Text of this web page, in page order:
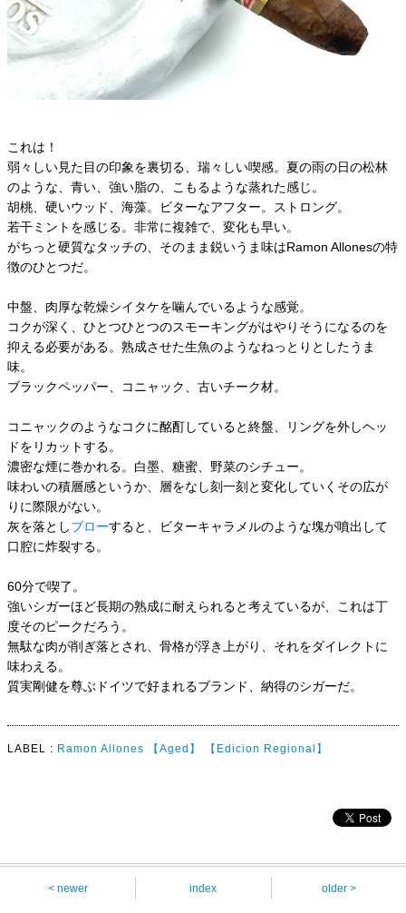
これは！
弱々しい見た目の印象を裏切る、瑞々しい喫感。夏の雨の日の松林
のような、青い、強い脂の、こもるような蒸れた感じ。
胡桃、硬いウッド、海藻。ビターなアフター。ストロング。
若干ミントを感じる。非常に複雑で、変化も早い。
がちっと硬質なタッチの、そのまま鋭いうま味はRamon Allonesの特
徴のひとつだ。
中盤、肉厚な乾燥シイタケを噛んでいるような感覚。
コクが深く、ひとつひとつのスモーキングがはやりそうになるのを
抑える必要がある。熟成させた生魚のようなねっとりとしたうま
味。
ブラックペッパー、コニャック、古いチーク材。
コニャックのようなコクに酩酊していると終盤、リングを外しヘッ
ドをリカットする。
濃密な煙に巻かれる。白墨、糖蜜、野菜のシチュー。
味わいの積層感というか、層をなし刻一刻と変化していくその広が
りに際限がない。
灰を落としブローすると、ビターキャラメルのような塊が噴出して
口腔に炸裂する。
60分で喫了。
強いシガーほど長期の熟成に耐えられると考えているが、これは丁
度そのピークだろう。
無駄な肉が削ぎ落とされ、骨格が浮き上がり、それをダイレクトに
味わえる。
質実剛健を尊ぶドイツで好まれるブランド、納得のシガーだ。
LABEL : Ramon Allones 【Aged】 【Edicion Regional】
< newer index older >